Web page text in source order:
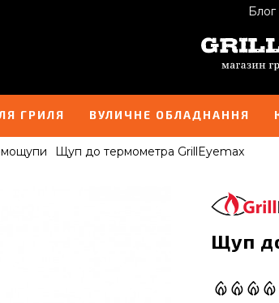
Блог
ГРИЛЯ ВУЛИЧНЕ ОБЛАДНАННЯ
Щуп до термометра GrillEyemax
Щуп